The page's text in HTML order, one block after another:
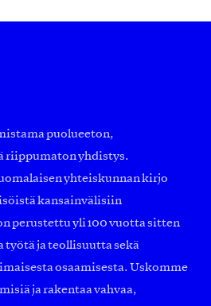
puolueeton,
riippumaton yhdistys.
yhteiskunnan kirjo
kansainvälisiin
perustettu yli 100 vuotta sitten
työtä ja teollisuutta sekä
osaamisesta. Uskomme
ja rakentaa vahvaa,